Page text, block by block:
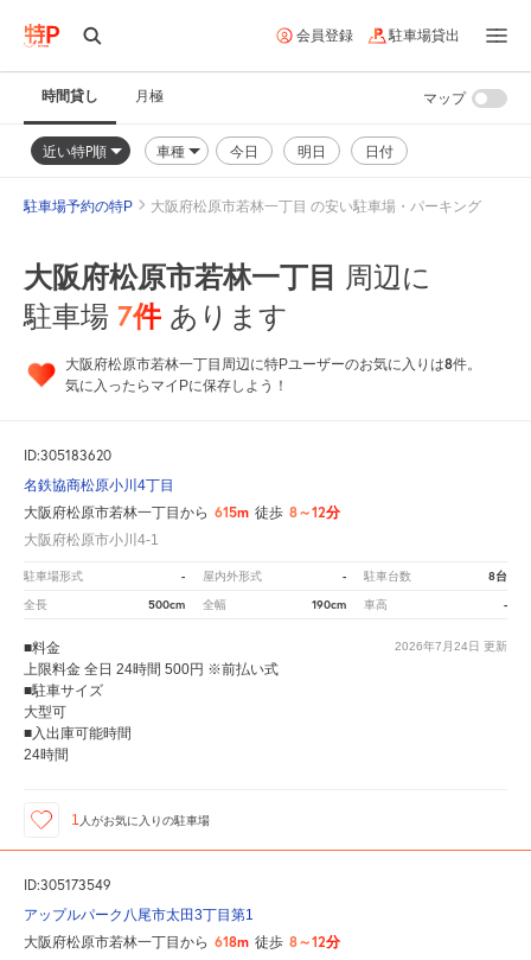
会員登録 駐車場貸出
時間貸し 月極
近い特P順 車種 今日 明日 日付
マップ
駐車場予約の特P 大阪府松原市若林一丁目 の安い駐車場・パーキング
大阪府松原市若林一丁目 周辺に
駐車場 7件 あります
大阪府松原市若林一丁目周辺に特Pユーザーのお気に入りは8件。
気に入ったらマイPに保存しよう！
ID:305183620
名鉄協商松原小川4丁目
大阪府松原市若林一丁目から 615m 徒歩 8～12分
大阪府松原市小川4-1
駐車場形式 - 屋内外形式 - 駐車台数 8台
全長 500cm 全幅 190cm 車高 -
2026年7月24日 更新
■料金
上限料金 全日 24時間 500円 ※前払い式
■駐車サイズ
大型可
■入出庫可能時間
24時間
1 人がお気に入りの駐車場
ID:305173549
アップルパーク八尾市太田3丁目第1
大阪府松原市若林一丁目から 618m 徒歩 8～12分